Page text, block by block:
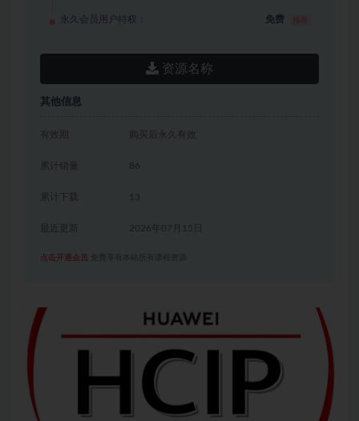
永久会员用户特权： 免费
资源名称
其他信息
有效期 购买后永久有效
累计销量 86
累计下载 13
2026年07月15日
点击开通会员 免费享有本站所有课程资源